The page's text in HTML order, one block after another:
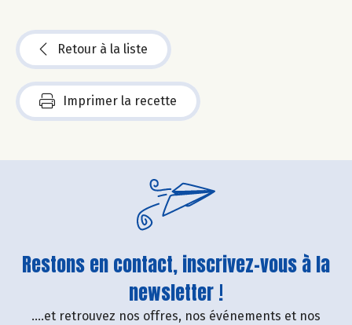
Retour à la liste
Imprimer la recette
Restons en contact, inscrivez-vous à la
newsletter !
....et retrouvez nos offres, nos événements et nos